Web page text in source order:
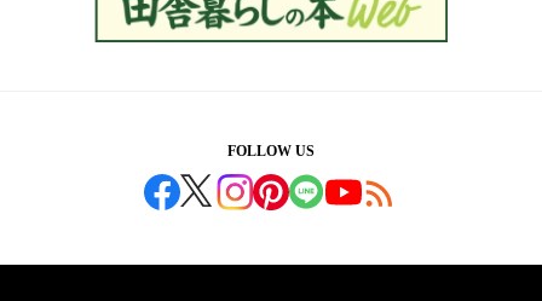
FOLLOW US